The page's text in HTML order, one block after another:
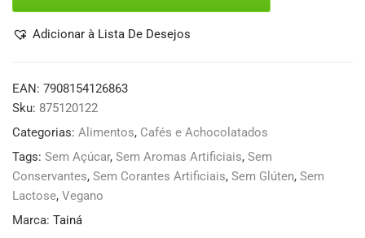
Adicionar à Lista De Desejos
EAN: 7908154126863
Sku: 875120122
Categorias: Alimentos, Cafés e Achocolatados
Tags: Sem Açúcar, Sem Aromas Artificiais, Sem
Conservantes, Sem Corantes Artificiais, Sem Glúten, Sem
Lactose, Vegano
Marca: Tainá